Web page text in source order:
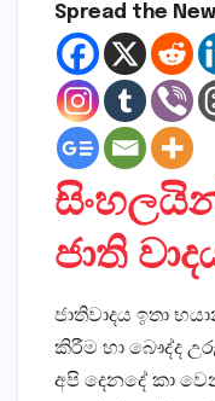
Spread the
ජාති
ජාතිවාදය ඉතා
කිරීම හා බෞද්ද
අපි දෙනදේ කා